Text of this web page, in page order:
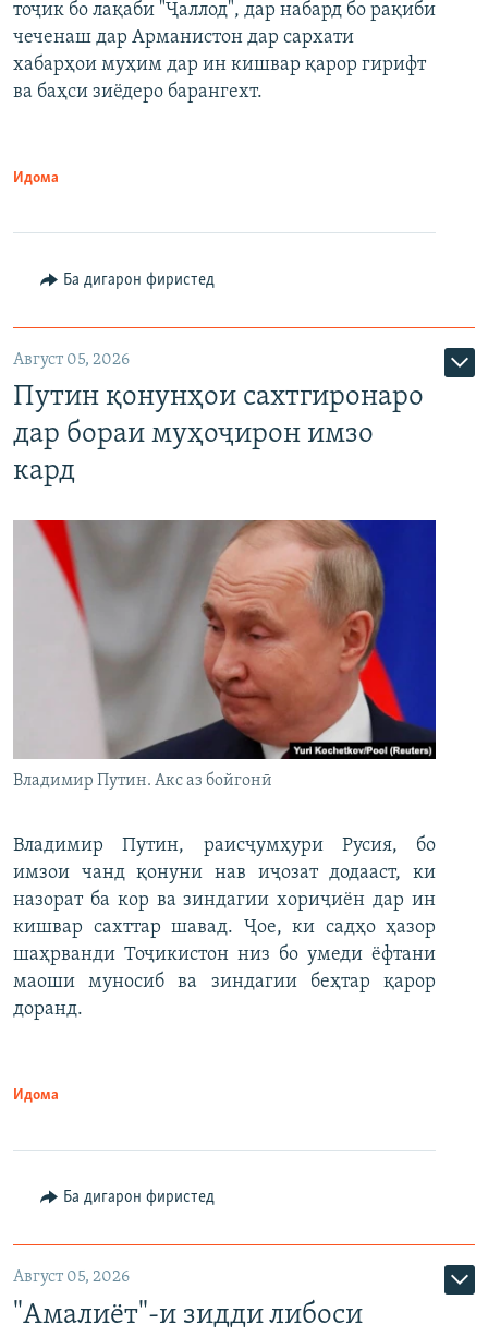
Auto 240p 360p 480p
720p 1080p
480p
тоҷик бо лақаби "Ҷаллод", дар набард бо рақиби
чеченаш дар Арманистон дар сархати
хабарҳои муҳим дар ин кишвар қарор гирифт
ва баҳси зиёдеро барангехт.
Идома
Ба дигарон фиристед
Август 05, 2026
Путин қонунҳои сахтгиронаро
дар бораи муҳоҷирон имзо
кард
Владимир Путин. Акс аз бойгонӣ
Владимир Путин, раисҷумҳури Русия, бо
имзои чанд қонуни нав иҷозат додааст, ки
назорат ба кор ва зиндагии хориҷиён дар ин
кишвар сахттар шавад. Ҷое, ки садҳо ҳазор
шаҳрванди Тоҷикистон низ бо умеди ёфтани
маоши муносиб ва зиндагии беҳтар қарор
доранд.
Идома
Ба дигарон фиристед
Август 05, 2026
"Амалиёт"-и зидди либоси